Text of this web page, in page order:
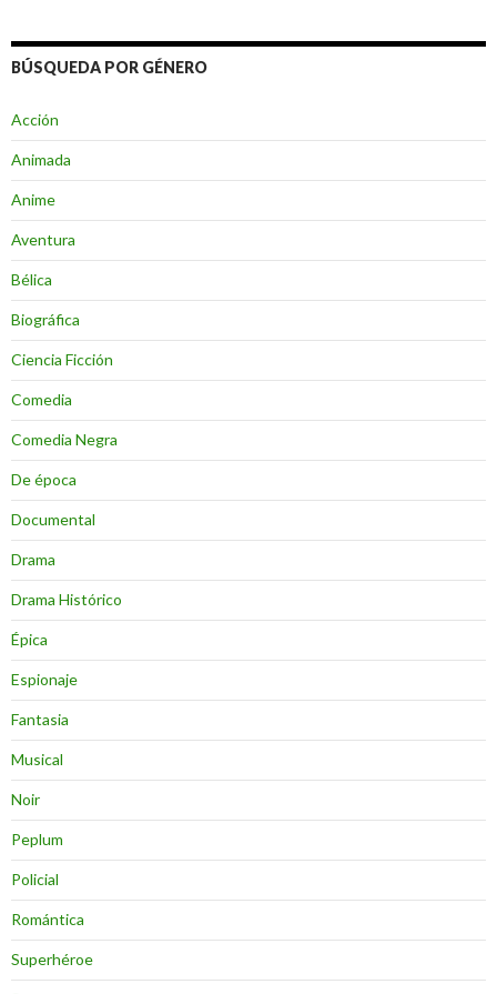
BÚSQUEDA POR GÉNERO
Acción
Animada
Anime
Aventura
Bélica
Biográfica
Ciencia Ficción
Comedia
Comedia Negra
De época
Documental
Drama
Drama Histórico
Épica
Espionaje
Fantasia
Musical
Noir
Peplum
Policial
Romántica
Superhéroe